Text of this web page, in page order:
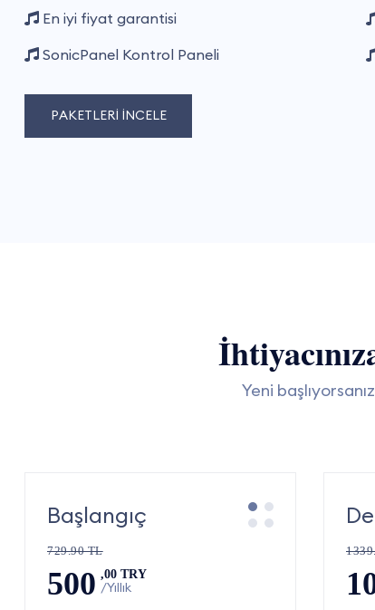
En iyi fiyat garantisi
SonicPanel Kontrol Paneli
PAKETLERİ İNCELE
Yeni
Başlangıç
729.90 TL
500 ,00 TRY
/Yıllık